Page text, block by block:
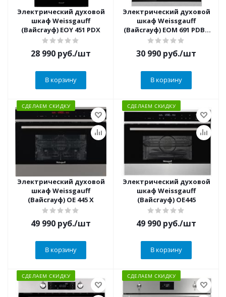
Электрический духовой
шкаф Weissgauff
(Вайсгауф) EOY 451 PDX
28 990 руб./шт
В корзину
Электрический духовой
шкаф Weissgauff
(Вайсгауф) EOM 691 PDBX
Steam Clean
30 990 руб./шт
В корзину
СДЕЛАЕМ СКИДКУ
Электрический духовой
шкаф Weissgauff
(Вайсгауф) OE 445 X
49 990 руб./шт
В корзину
СДЕЛАЕМ СКИДКУ
Электрический духовой
шкаф Weissgauff
(Вайсгауф) OE445
49 990 руб./шт
В корзину
СДЕЛАЕМ СКИДКУ СДЕЛАЕМ СКИДКУ